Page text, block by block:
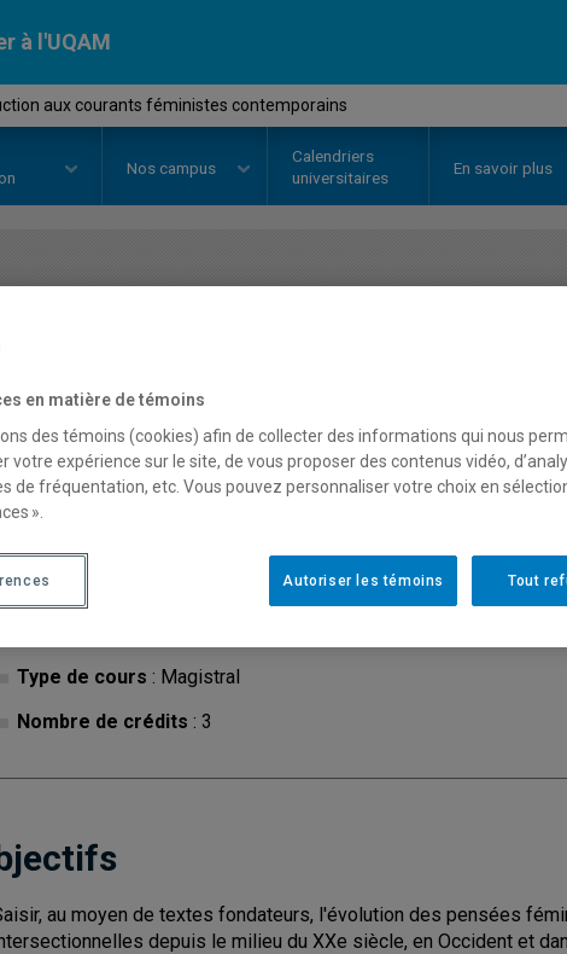
à l'UQAM
aux courants féministes contemporains
Nos campus
Calendriers
universitaires
En savoir plus
Introduction
Description Horaire - Été 2026 Horaire -
Type de cours : Magistral
Nombre de crédits : 3
au moyen de textes fondateurs, l'évolution des pensées
depuis le milieu du XXe siècle, en Occident et
en matière de témoins
des témoins (cookies) afin de collecter des informations qui nous
votre expérience sur le site, de vous proposer des contenus vidéo,
de fréquentation, etc. Vous pouvez personnaliser votre choix en
».
Tout
Autoriser les témoins